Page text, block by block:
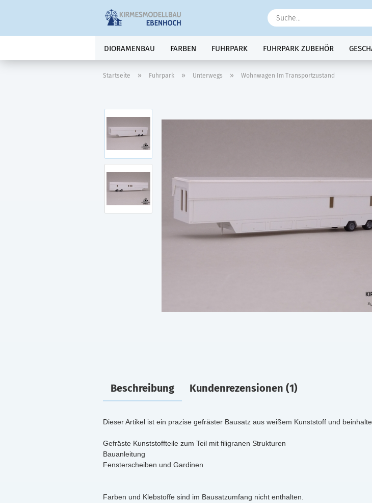
DIORAMENBAU FARBEN FUHRPARK FUHRPARK ZUBEHÖR
Startseite » Fuhrpark » Unterwegs » Wohnwagen Im Transportzustand
Beschreibung Kundenrezensionen (1)
Dieser Artikel ist ein prazise gefräster Bausatz aus weißem Kunststoff und
Gefräste Kunststoffteile zum Teil mit filigranen Strukturen
Bauanleitung
Fensterscheiben und Gardinen
Farben und Klebstoffe sind im Bausatzumfang nicht enthalten.